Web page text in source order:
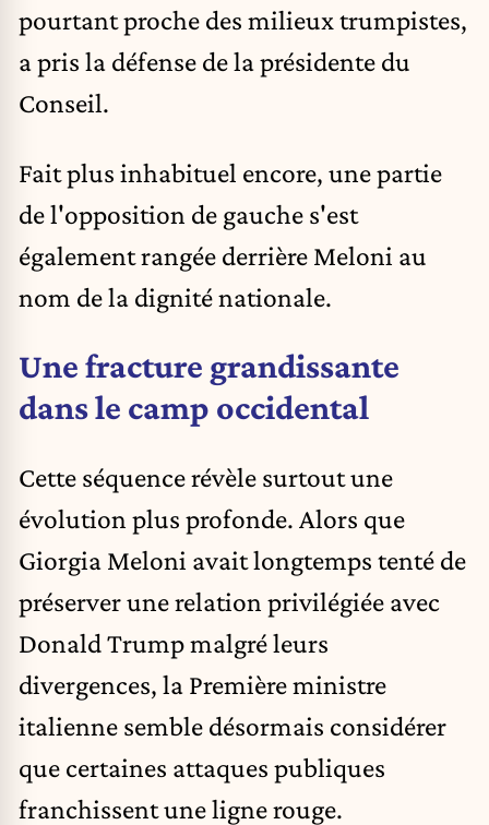
pourtant proche des milieux trumpistes,
a pris la défense de la présidente du
Conseil.
Fait plus inhabituel encore, une partie
de l'opposition de gauche s'est
également rangée derrière Meloni au
nom de la dignité nationale.
Une fracture grandissante
dans le camp occidental
Cette séquence révèle surtout une
évolution plus profonde. Alors que
Giorgia Meloni avait longtemps tenté de
préserver une relation privilégiée avec
Donald Trump malgré leurs
divergences, la Première ministre
italienne semble désormais considérer
que certaines attaques publiques
franchissent une ligne rouge.